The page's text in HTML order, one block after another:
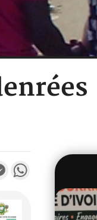
MessengerWhatsApp